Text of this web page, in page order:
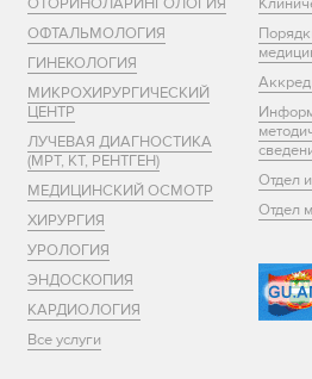
ОТОРИНОЛАРИНГОЛОГИЯ
ОФТАЛЬМОЛОГИЯ
ГИНЕКОЛОГИЯ
МИКРОХИРУРГИЧЕСКИЙ
ЦЕНТР
ЛУЧЕВАЯ ДИАГНОСТИКА
(МРТ, КТ, РЕНТГЕН)
МЕДИЦИНСКИЙ ОСМОТР
ХИРУРГИЯ
УРОЛОГИЯ
ЭНДОСКОПИЯ
КАРДИОЛОГИЯ
Все услуги
Отдел
Отдел